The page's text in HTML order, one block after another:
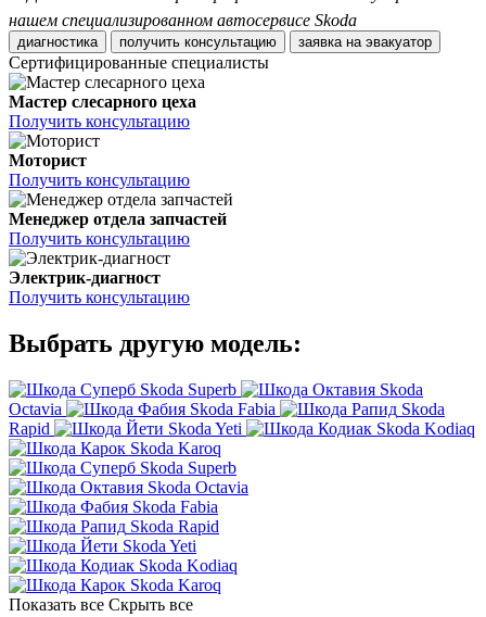
нашем специализированном автосервисе Skoda
диагностика получить консультацию заявка на эвакуатор
Сертифицированные специалисты
Мастер слесарного цеха
Получить консультацию
Моторист
Получить консультацию
Менеджер отдела запчастей
Получить консультацию
Электрик-диагност
Получить консультацию
Выбрать другую модель:
Skoda Superb
Skoda
Octavia
Skoda Fabia
Skoda
Rapid
Skoda Yeti
Skoda Kodiaq
Skoda Karoq
Skoda Superb
Skoda Octavia
Skoda Fabia
Skoda Rapid
Skoda Yeti
Skoda Kodiaq
Skoda Karoq
Показать все Скрыть все